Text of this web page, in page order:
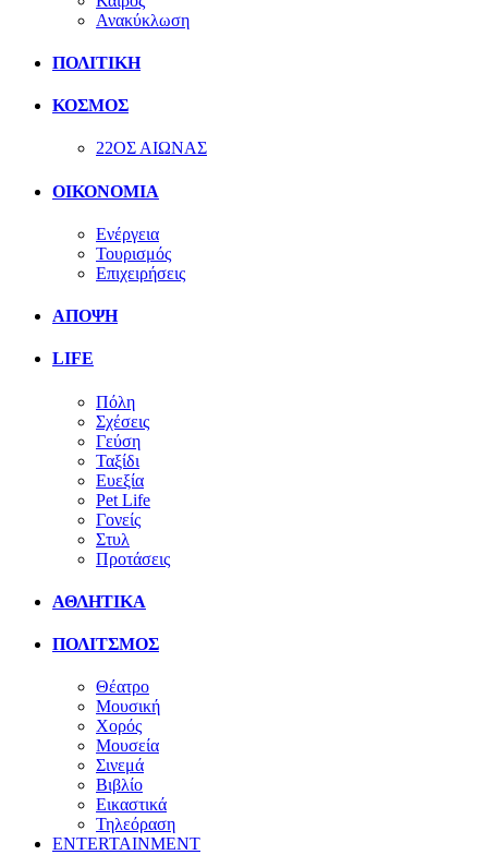
Ανακύκλωση
ΠΟΛΙΤΙΚΗ
ΚΟΣΜΟΣ
22ΟΣ ΑΙΩΝΑΣ
ΟΙΚΟΝΟΜΙΑ
Ενέργεια
Τουρισμός
Επιχειρήσεις
ΑΠΟΨΗ
LIFE
Πόλη
Σχέσεις
Γεύση
Ταξίδι
Ευεξία
Pet Life
Γονείς
Στυλ
Προτάσεις
ΑΘΛΗΤΙΚΑ
ΠΟΛΙΤΣΜΟΣ
Θέατρο
Μουσική
Χορός
Μουσεία
Σινεμά
Βιβλίο
Εικαστικά
Τηλεόραση
ENTERTAINMENT